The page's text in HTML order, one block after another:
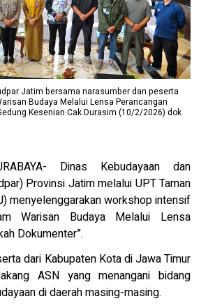
Jatim bersama narasumber dan peserta
Budaya Melalui Lensa Perancangan
Kesenian Cak Durasim (10/2/2026) dok
Dinas Kebudayaan dan
Provinsi Jatim melalui UPT Taman
menyelenggarakan workshop intensif
Warisan Budaya Melalui Lensa
Dokumenter”.
dari Kabupaten Kota di Jawa Timur
ASN yang menangani bidang
di daerah masing-masing.